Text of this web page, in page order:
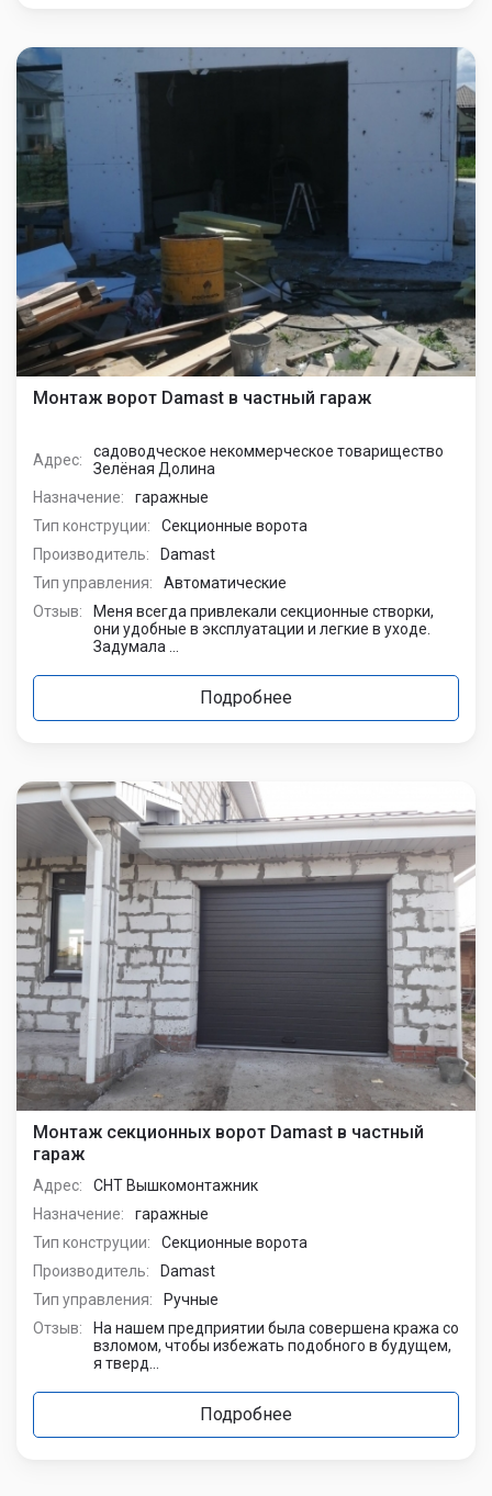
Монтаж ворот Damast в частный гараж
Адрес:
садоводческое некоммерческое товарищество
Зелёная Долина
Назначение:
гаражные
Тип конструции:
Секционные ворота
Производитель:
Damast
Тип управления:
Автоматические
Отзыв:
Меня всегда привлекали секционные створки,
они удобные в эксплуатации и легкие в уходе.
Задумала ...
Подробнее
Монтаж секционных ворот Damast в частный
гараж
Адрес:
СНТ Вышкомонтажник
Назначение:
гаражные
Тип конструции:
Секционные ворота
Производитель:
Damast
Тип управления:
Ручные
Отзыв:
На нашем предприятии была совершена кража со
взломом, чтобы избежать подобного в будущем,
я тверд...
Подробнее